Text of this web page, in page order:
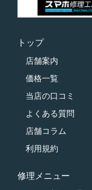
トップ
店舗案内
価格一覧
当店の口コミ
よくある質問
店舗コラム
利用規約
修理メニュー